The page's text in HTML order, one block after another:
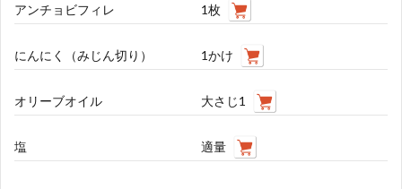
アンチョビフィレ 1枚
にんにく（みじん切り） 1かけ
オリーブオイル 大さじ1
塩 適量